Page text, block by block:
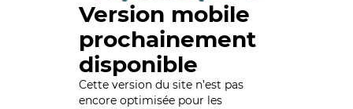
Version mobile
prochainement
disponible
Cette version du site n’est pas
encore optimisée pour les